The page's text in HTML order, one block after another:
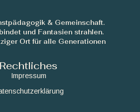
& Gemeinschaft.
und Fantasien strahlen.
Ort für alle Generationen
Rechtliches
Impressum